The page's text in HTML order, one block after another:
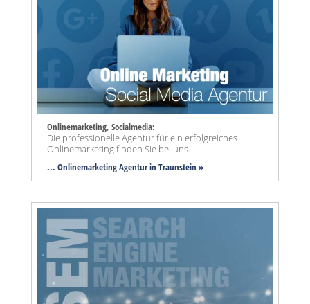
Onlinemarketing, Socialmedia:
Die professionelle Agentur für ein erfolgreiches
Onlinemarketing finden Sie bei uns.
... Onlinemarketing Agentur in Traunstein »